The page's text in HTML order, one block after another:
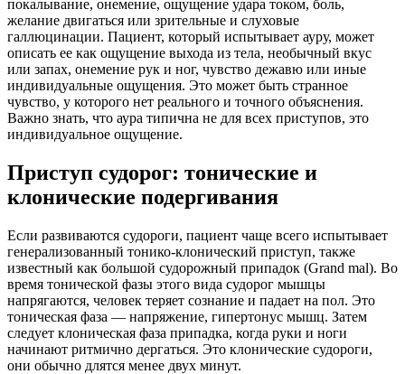
покалывание, онемение, ощущение удара током, боль,
желание двигаться или зрительные и слуховые
галлюцинации. Пациент, который испытывает ауру, может
описать ее как ощущение выхода из тела, необычный вкус
или запах, онемение рук и ног, чувство дежавю или иные
индивидуальные ощущения. Это может быть странное
чувство, у которого нет реального и точного объяснения.
Важно знать, что аура типична не для всех приступов, это
индивидуальное ощущение.
Приступ судорог: тонические и
клонические подергивания
Если развиваются судороги, пациент чаще всего испытывает
генерализованный тонико-клонический приступ, также
известный как большой судорожный припадок (Grand mal). Во
время тонической фазы этого вида судорог мышцы
напрягаются, человек теряет сознание и падает на пол. Это
тоническая фаза — напряжение, гипертонус мышц. Затем
следует клоническая фаза припадка, когда руки и ноги
начинают ритмично дергаться. Это клонические судороги,
они обычно длятся менее двух минут.